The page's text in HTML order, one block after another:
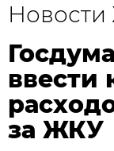
ввести
за ЖКУ